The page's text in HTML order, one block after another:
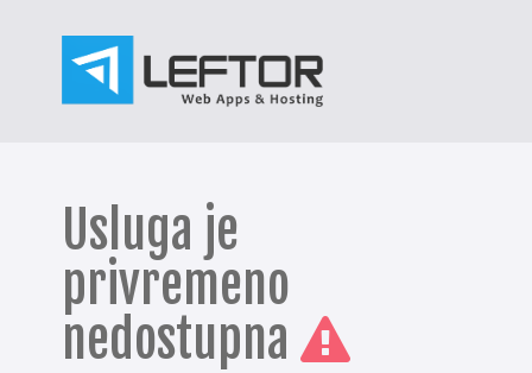
Usluga je
privremeno
nedostupna